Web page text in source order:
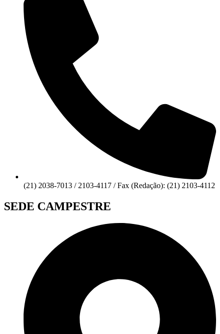
(21) 2038-7013 / 2103-4117 / Fax (Redação): (21) 2103-4112
SEDE CAMPESTRE